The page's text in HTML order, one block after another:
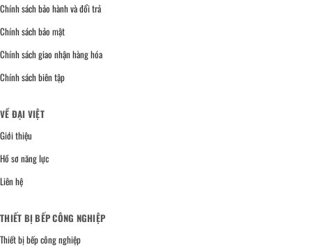
Chính sách bảo hành và đổi trả
Chính sách bảo mật
Chính sách giao nhận hàng hóa
Chính sách biên tập
VỀ ĐẠI VIỆT
Giới thiệu
Hồ sơ năng lực
Liên hệ
THIẾT BỊ BẾP CÔNG NGHIỆP
Thiết bị bếp công nghiệp